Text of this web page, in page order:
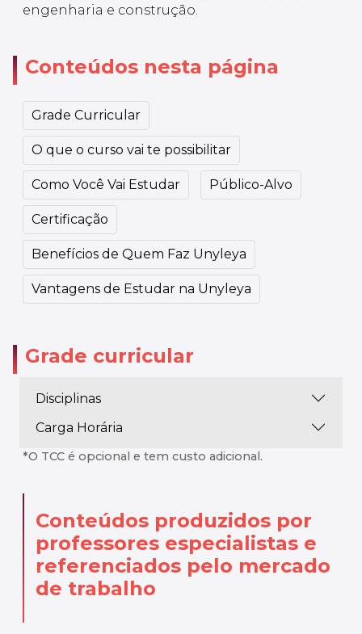
engenharia e construção.
Conteúdos nesta página
Grade Curricular
O que o curso vai te possibilitar
Como Você Vai Estudar Público-Alvo
Certificação
Benefícios de Quem Faz Unyleya
Vantagens de Estudar na Unyleya
Grade curricular
Disciplinas
Carga Horária
*O TCC é opcional e tem custo adicional.
Conteúdos produzidos por
professores especialistase
referenciados pelo mercado
de trabalho